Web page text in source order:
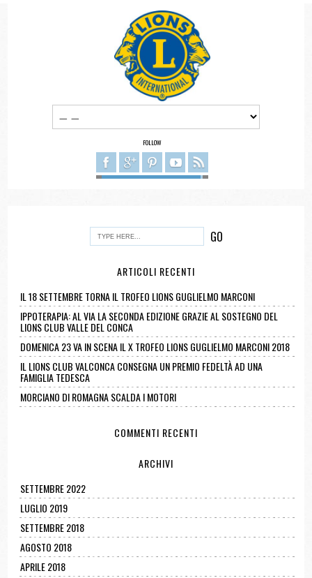
FOLLOW
ARTICOLI RECENTI
IL 18 SETTEMBRE TORNA IL TROFEO LIONS GUGLIELMO MARCONI
IPPOTERAPIA: AL VIA LA SECONDA EDIZIONE GRAZIE AL SOSTEGNO DEL
LIONS CLUB VALLE DEL CONCA
DOMENICA 23 VA IN SCENA IL X TROFEO LIONS GUGLIELMO MARCONI 2018
IL LIONS CLUB VALCONCA CONSEGNA UN PREMIO FEDELTÀ AD UNA
FAMIGLIA TEDESCA
MORCIANO DI ROMAGNA SCALDA I MOTORI
COMMENTI RECENTI
ARCHIVI
SETTEMBRE 2022
LUGLIO 2019
SETTEMBRE 2018
AGOSTO 2018
APRILE 2018